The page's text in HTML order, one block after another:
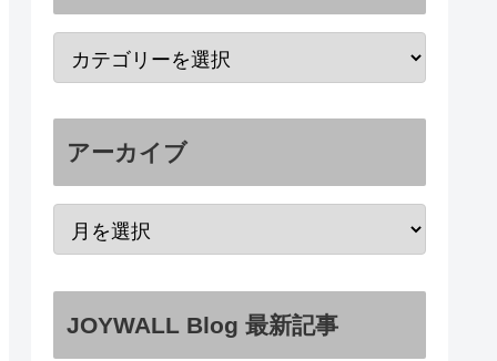
アーカイブ
JOYWALL Blog 最新記事